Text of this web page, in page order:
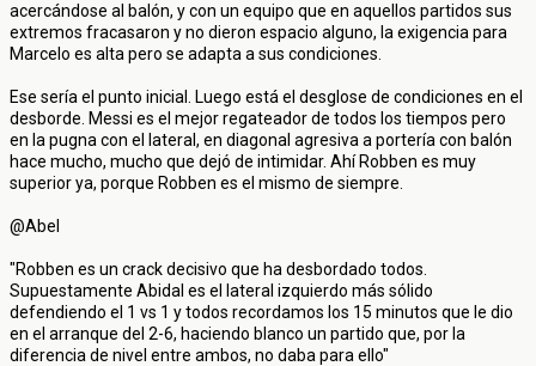
acercándose al balón, y con un equipo que en aquellos partidos sus
extremos fracasaron y no dieron espacio alguno, la exigencia para
Marcelo es alta pero se adapta a sus condiciones.
Ese sería el punto inicial. Luego está el desglose de condiciones en el
desborde. Messi es el mejor regateador de todos los tiempos pero
en la pugna con el lateral, en diagonal agresiva a portería con balón
hace mucho, mucho que dejó de intimidar. Ahí Robben es muy
superior ya, porque Robben es el mismo de siempre.
@Abel
"Robben es un crack decisivo que ha desbordado todos.
Supuestamente Abidal es el lateral izquierdo más sólido
defendiendo el 1 vs 1 y todos recordamos los 15 minutos que le dio
en el arranque del 2-6, haciendo blanco un partido que, por la
diferencia de nivel entre ambos, no daba para ello"